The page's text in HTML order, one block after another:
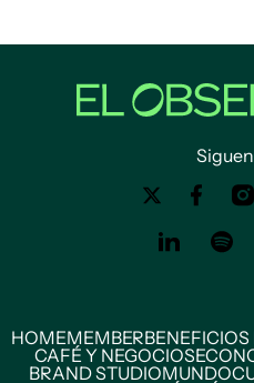
HOMEMEMBER
CAFÉ Y NEGOCIOS
BRAND STUDIOMUNDO